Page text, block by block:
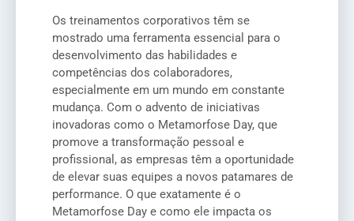
Os treinamentos corporativos têm se
mostrado uma ferramenta essencial para o
desenvolvimento das habilidades e
competências dos colaboradores,
especialmente em um mundo em constante
mudança. Com o advento de iniciativas
inovadoras como o Metamorfose Day, que
promove a transformação pessoal e
profissional, as empresas têm a oportunidade
de elevar suas equipes a novos patamares de
performance. O que exatamente é o
Metamorfose Day e como ele impacta os